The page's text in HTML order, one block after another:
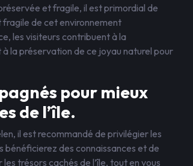
et fragile, il est primordial de
de cet environnement
les visiteurs contribuent à la
la préservation de ce joyau naturel pour
pour mieux
de l’île.
il est recommandé de privilégier les
bénéficierez des connaissances et de
trésors cachés de l’île, tout en vous